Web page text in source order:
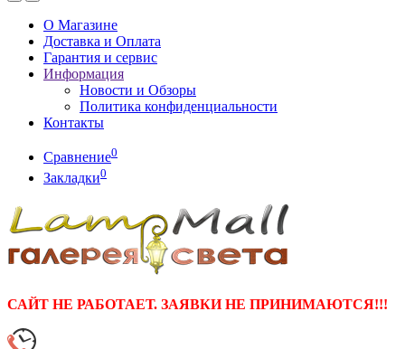
О Магазине
Доставка и Оплата
Гарантия и сервис
Информация
Новости и Обзоры
Политика конфиденциальности
Контакты
Сравнение0
Закладки0
САЙТ НЕ РАБОТАЕТ. ЗАЯВКИ НЕ ПРИНИМАЮТСЯ!!!